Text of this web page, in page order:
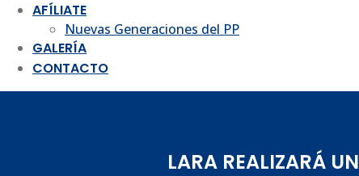
AFÍLIATE
Nuevas Generaciones del PP
GALERÍA
CONTACTO
LARA REALIZARÁ